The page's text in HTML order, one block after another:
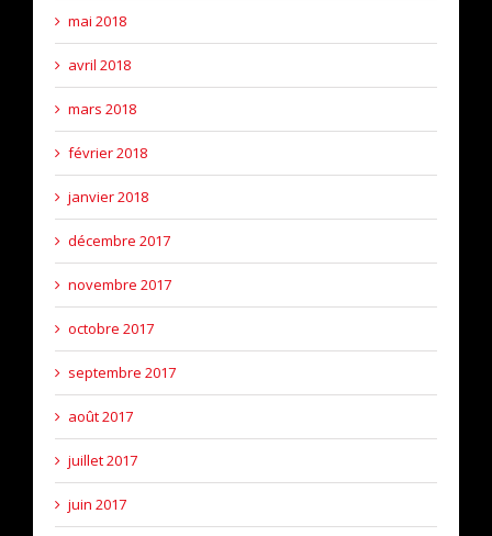
mai 2018
avril 2018
mars 2018
février 2018
janvier 2018
décembre 2017
novembre 2017
octobre 2017
septembre 2017
août 2017
juillet 2017
juin 2017